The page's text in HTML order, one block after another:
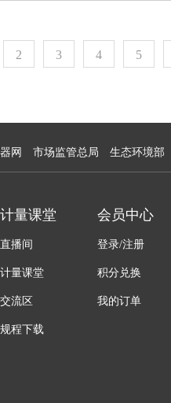
2 3 4 5
网 市场监管总局 生态环境部
计量课堂
直播间
计量课堂
交流区
规程下载
会员中心
登录/注册
积分兑换
我的订单